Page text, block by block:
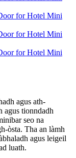
agus ath-
agus tionndadh
seo na
òsta. Tha an làmh
agus leigeil
luath.